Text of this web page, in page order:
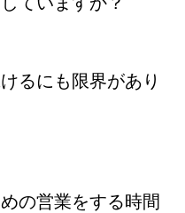
るにも限界があり
の営業をする時間